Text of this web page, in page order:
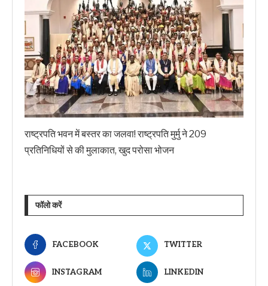
राष्ट्रपति भवन में बस्तर का जलवा! राष्ट्रपति मुर्मु ने 209
प्रतिनिधियों से की मुलाकात, खुद परोसा भोजन
फॉलो करें
FACEBOOK TWITTER
INSTAGRAM LINKEDIN